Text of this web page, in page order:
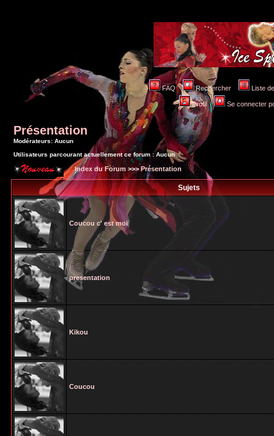
FAQ Rechercher Liste
Profil Se connecter
Présentation
Modérateurs: Aucun
Utilisateurs parcourant actuellement ce forum : Aucun
Index du Forum >>>Présentation
Sujets
Coucou c' est moi
presentation
Kikou
Coucou